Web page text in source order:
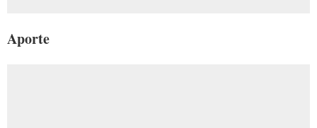
Aporte